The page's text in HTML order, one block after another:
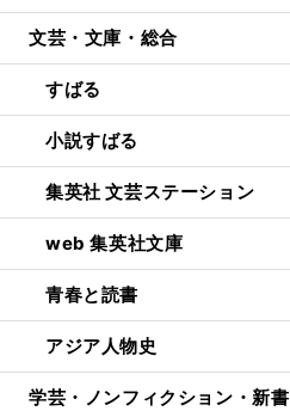
文芸・文庫・総合
すばる
小説すばる
集英社 文芸ステーション
web 集英社文庫
青春と読書
アジア人物史
学芸・ノンフィクション・新書